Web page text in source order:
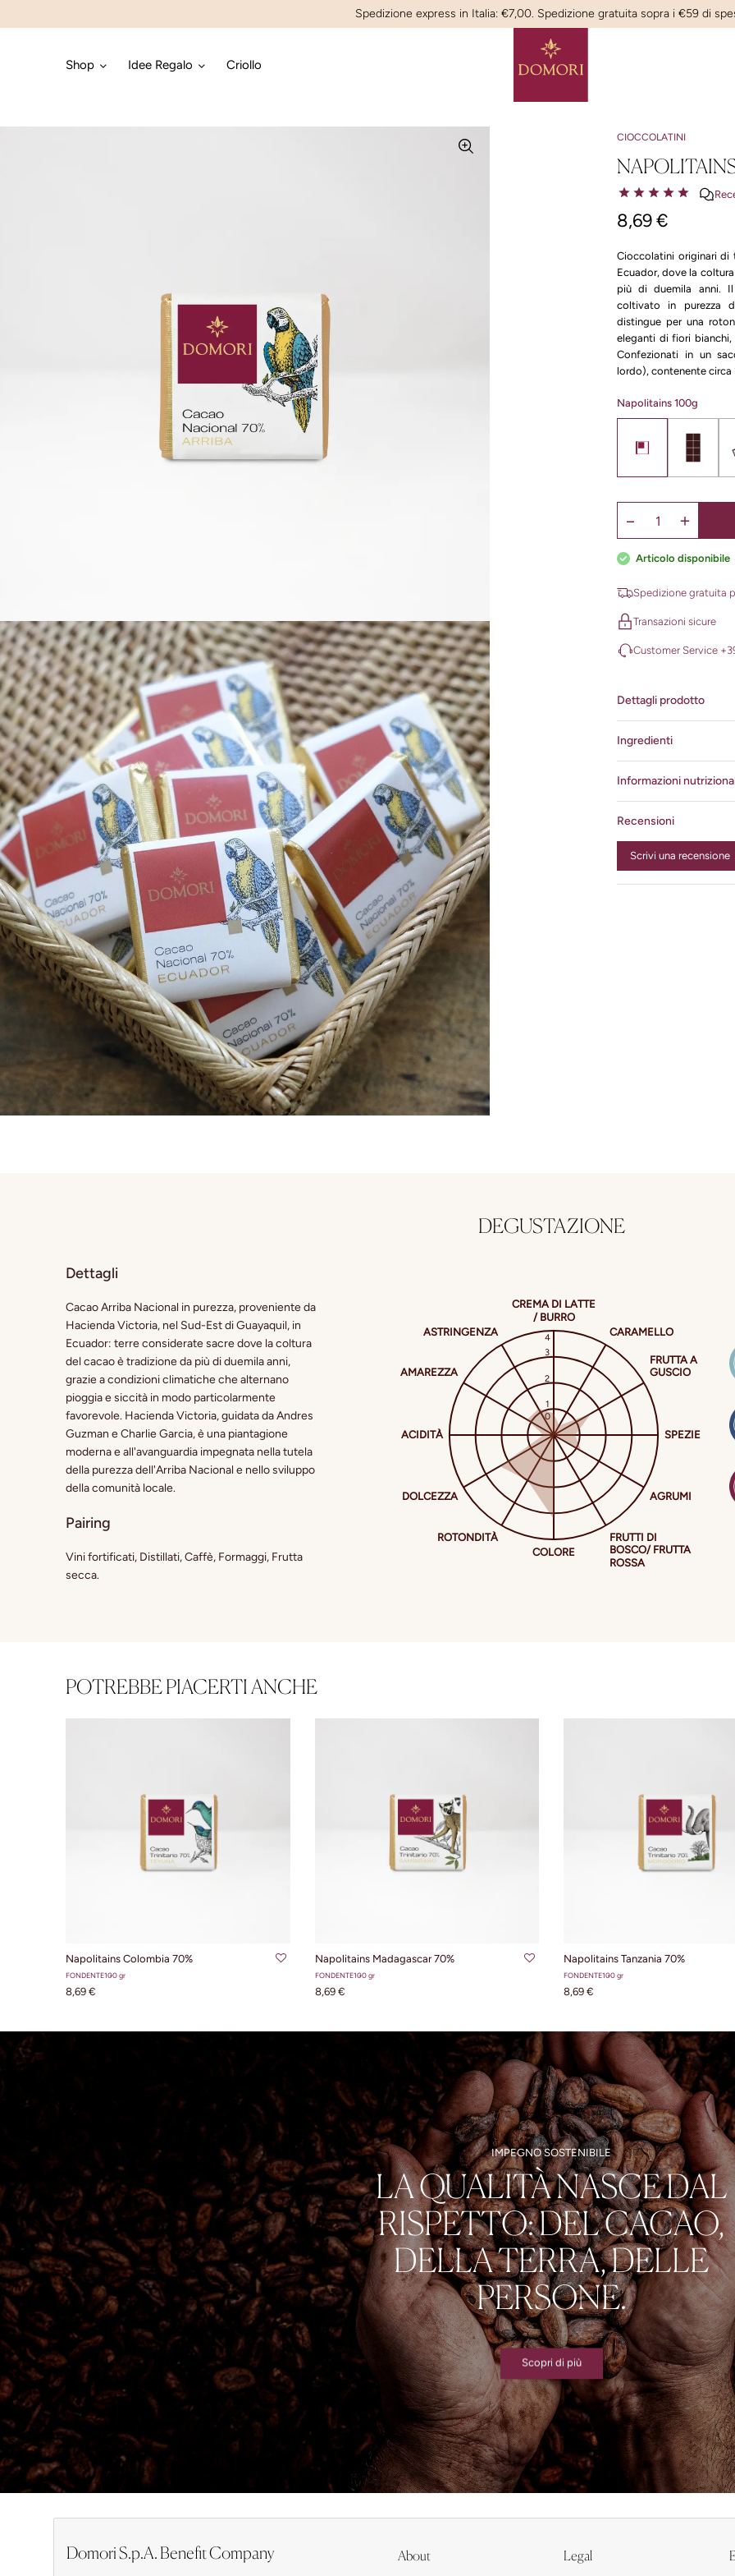
Spedizione express in Italia: €7,00. Spedizione gratuita sopra i €59 di
Shop Idee Regalo Criollo
CIOCCOLATINI
8,69 €
Cioccolatini originari di
Ecuador, dove la
più di duemila anni.
coltivato in purezza
distingue per una
eleganti di fiori
Confezionati in un
lordo), contenente circa
Napolitains 100g
Articolo disponibile
Spedizione gratuita
Transazioni sicure
Customer Service
Dettagli prodotto
Ingredienti
Informazioni
Recensioni
Scrivi una recensione
DEGUSTAZIONE
Dettagli
Cacao Arriba Nacional in purezza, proveniente da
Hacienda Victoria, nel Sud-Est di Guayaquil, in
Ecuador: terre considerate sacre dove la coltura
del cacao è tradizione da più di duemila anni,
grazie a condizioni climatiche che alternano
pioggia e siccità in modo particolarmente
favorevole. Hacienda Victoria, guidata da Andres
Guzman e Charlie Garcia, è una piantagione
moderna e all'avanguardia impegnata nella tutela
della purezza dell'Arriba Nacional e nello sviluppo
della comunità locale.
Pairing
Vini fortificati, Distillati, Caffè, Formaggi, Frutta
secca.
POTREBBE PIACERTI ANCHE
Napolitains Colombia 70%
FONDENTE100 gr
8,69 €
Napolitains Madagascar 70%
FONDENTE100 gr
8,69 €
Napolitains Tanzania 70%
FONDENTE100 gr
8,69 €
IMPEGNO SOSTENIBILE
LA QUALITÀ NASCE DAL
RISPETTO: DEL CACAO,
DELLA TERRA, DELLE
PERSONE.
Scopri di più
Domori S.p.A. Benefit Company About Legal